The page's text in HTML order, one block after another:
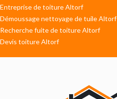
Entreprise de toiture Altorf
Démoussage nettoyage de tuile Altorf
Recherche fuite de toiture Altorf
Devis toiture Altorf